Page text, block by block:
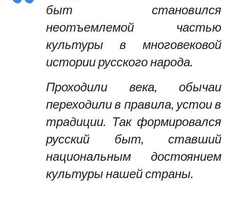
быт становился
неотъемлемой частью
культуры в многовековой
истории русского народа.
Проходили века, обычаи
переходили в правила, устои в
традиции. Так формировался
русский быт, ставший
национальным достоянием
культуры нашей страны.